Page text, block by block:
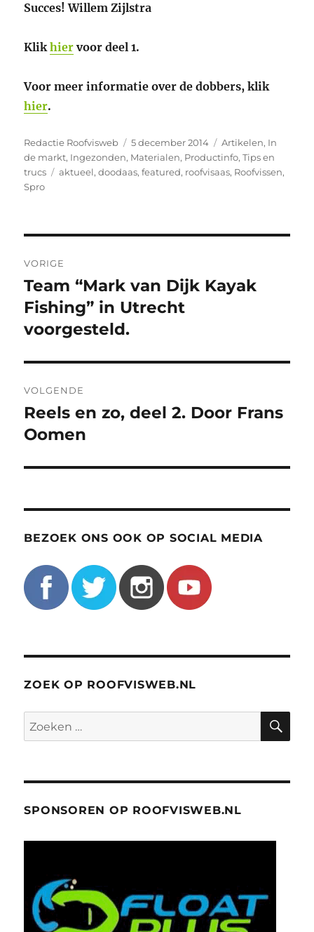
Succes! Willem Zijlstra
Klikhier voor deel 1.
Voor meer informatie over de dobbers, klik
hier.
Auteur
Redactie Roofvisweb
Geplaatst
op
5 december 2014 Categorieën
Artikelen, In
de markt, Ingezonden, Materialen, Productinfo,Tips en
trucs
Tags
aktueel,doodaas,featured, roofvisaas, Roofvissen,
Spro
navigatie
VORIGE
Vorig
bericht:
Team “Mark van Dijk Kayak
Fishing” in Utrecht
voorgesteld.
VOLGENDE
Volgend
bericht:
Reels en zo, deel 2. Door Frans
Oomen
BEZOEK ONS OOK OP SOCIAL MEDIA
ZOEK OP ROOFVISWEB.NL
Zoeken
naar:
SPONSOREN OP ROOFVISWEB.NL